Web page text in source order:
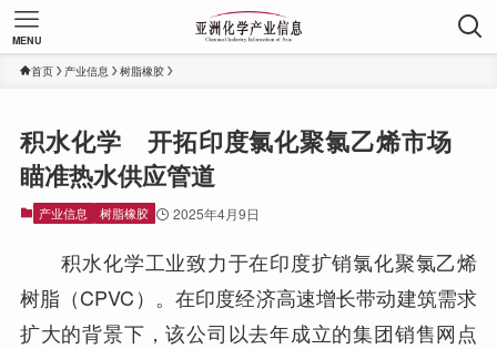
MENU
首页 产业信息 树脂橡胶
积水化学 开拓印度氯化聚氯乙烯市场
瞄准热水供应管道
产业信息 树脂橡胶 2025年4月9日
积水化学工业致力于在印度扩销氯化聚氯乙烯
树脂（CPVC）。在印度经济高速增长带动建筑需求
扩大的背景下，该公司以去年成立的集团销售网点